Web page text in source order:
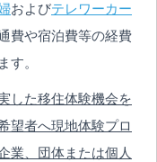
およびテレワーカー
費や宿泊費等の経費
す。
した移住体験機会を
望者へ現地体験プロ
業、団体または個人